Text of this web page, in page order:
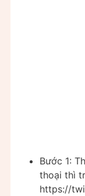
Bước 1:
thoại thì
https://